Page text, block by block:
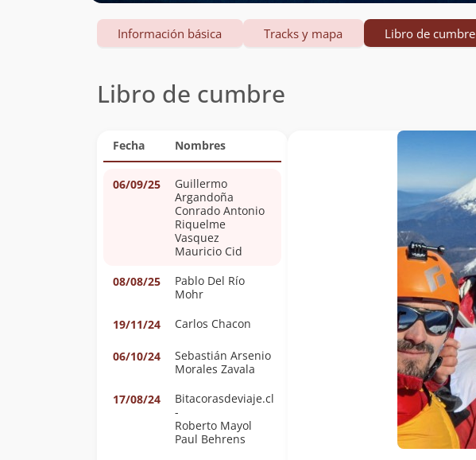
Información básica Tracks y mapa Libro de cumbre
Libro de cumbre
Fecha Nombres
06/09/25
Guillermo
Argandoña
Conrado Antonio
Riquelme
Vasquez
Mauricio Cid
08/08/25
Pablo Del Río
Mohr
19/11/24
Carlos Chacon
06/10/24
Sebastián Arsenio
Morales Zavala
17/08/24
Bitacorasdeviaje.cl
-
Roberto Mayol
Paul Behrens